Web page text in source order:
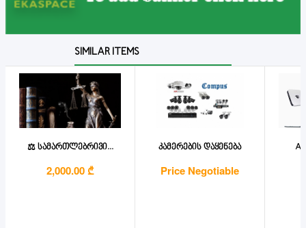
SIMILAR ITEMS
⚖️ სამართლებრივი...
2,000.00 ₾
კამერების დაყენება
Price Negotiable